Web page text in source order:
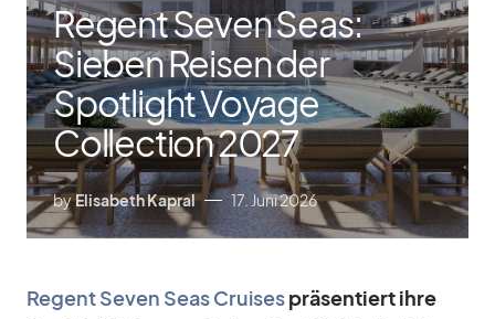
Regent Seven Seas:
Sieben Reisen der
Spotlight Voyage
Collection 2027
byElisabeth Kapral 17. Juni 2026
Re­gent Se­ven Seas Crui­sesprä­sen­tiert ihre